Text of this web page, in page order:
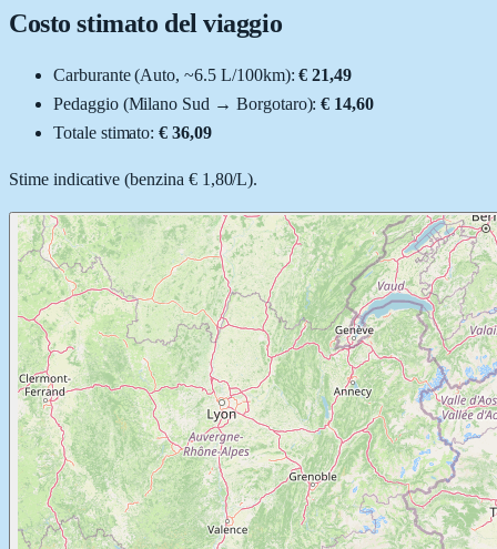
Costo stimato del viaggio
Carburante (Auto, ~6.5 L/100km): € 21,49
Pedaggio (Milano Sud → Borgotaro): € 14,60
Totale stimato:€ 36,09
Stime indicative (benzina € 1,80/L).